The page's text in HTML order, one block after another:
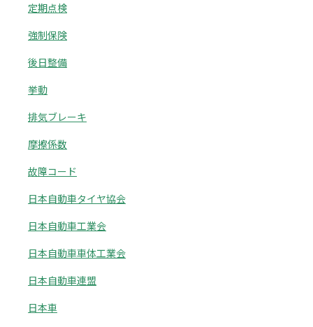
定期点検
強制保険
後日整備
挙動
排気ブレーキ
摩擦係数
故障コード
日本自動車タイヤ協会
日本自動車工業会
日本自動車車体工業会
日本自動車連盟
日本車